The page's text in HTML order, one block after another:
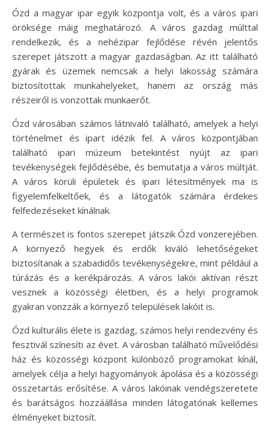
Ózd a magyar ipar egyik központja volt, és a város ipari
öröksége máig meghatározó. A város gazdag múlttal
rendelkezik, és a nehézipar fejlődése révén jelentős
szerepet játszott a magyar gazdaságban. Az itt található
gyárak és üzemek nemcsak a helyi lakosság számára
biztosítottak munkahelyeket, hanem az ország más
részeiről is vonzottak munkaerőt.
Ózd városában számos látnivaló található, amelyek a helyi
történelmet és ipart idézik fel. A város központjában
található ipari múzeum betekintést nyújt az ipari
tevékenységek fejlődésébe, és bemutatja a város múltját.
A város körüli épületek és ipari létesítmények ma is
figyelemfelkeltőek, és a látogatók számára érdekes
felfedezéseket kínálnak.
A természet is fontos szerepet játszik Ózd vonzerejében.
A környező hegyek és erdők kiváló lehetőségeket
biztosítanak a szabadidős tevékenységekre, mint például a
túrázás és a kerékpározás. A város lakói aktívan részt
vesznek a közösségi életben, és a helyi programok
gyakran vonzzák a környező települések lakóit is.
Ózd kulturális élete is gazdag, számos helyi rendezvény és
fesztivál színesíti az évet. A városban található művelődési
ház és közösségi központ különböző programokat kínál,
amelyek célja a helyi hagyományok ápolása és a közösségi
összetartás erősítése. A város lakóinak vendégszeretete
és barátságos hozzáállása minden látogatónak kellemes
élményeket biztosít.